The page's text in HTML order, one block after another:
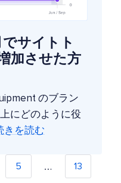
サイトト
加させた方
のブラン
にどのように役
きを読む
5 … 13